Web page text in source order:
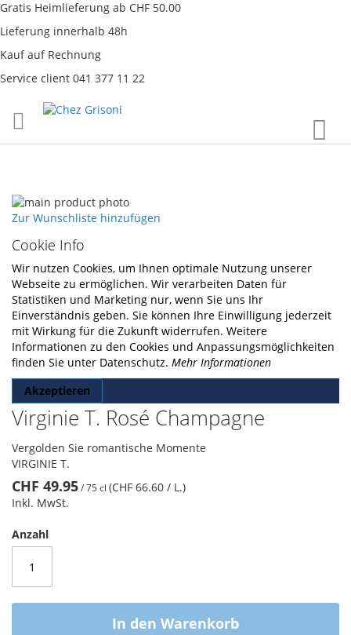
Gratis Heimlieferung ab CHF 50.00
Lieferung innerhalb 48h
Kauf auf Rechnung
Service client 041 377 11 22
Inhalt
Cookie Info
Wir nutzen Cookies, um Ihnen optimale Nutzung unserer
Webseite zu ermöglichen. Wir verarbeiten Daten für
Statistiken und Marketing nur, wenn Sie uns Ihr
Einverständnis geben. Sie können Ihre Einwilligung jederzeit
mit Wirkung für die Zukunft widerrufen. Weitere
Informationen zu den Cookies und Anpassungsmöglichkeiten
finden Sie unter Datenschutz. Mehr Informationen
Akzeptieren
Virginie T. Rosé Champagne
Vergolden Sie romantische Momente
VIRGINIE T.
CHF 49.95/75 cl (CHF 66.60 / L.)
Inkl. MwSt.
Anzahl
In den Warenkorb
Skip
to
end
of
the
images
gallery
Skip
the
beginning
of
the
images
gallery
Zur Wunschliste hinzufügen